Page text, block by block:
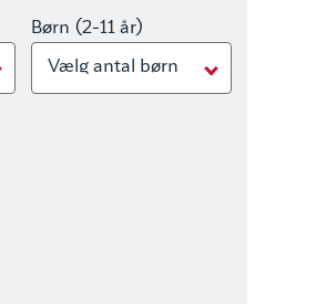
Børn (2-11 år)
Vælg antal børn